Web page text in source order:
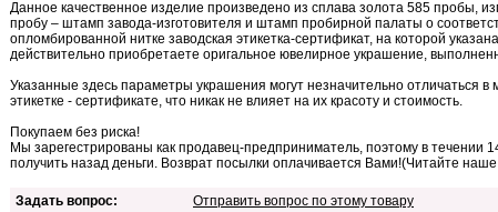
Данное качественное изделие произведено из сплава золота 585 пробы,
пробу – штамп завода-изготовителя и штамп пробирной палаты о
опломбированной нитке заводская этикетка-сертификат, на которой
действительно приобретаете оригальное ювелирное украшение,
Указанные здесь параметры украшения могут незначительно отличаться
этикетке - сертификате, что никак не влияет на их красоту и стоимость.
Покупаем без риска!
Мы зарегестрированы как продавец-предприниматель, поэтому в течении
получить назад деньги. Возврат посылки оплачивается Вами!(Читайте
Задать вопрос:
Отправить вопрос по этому товару